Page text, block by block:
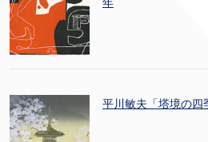
平川敏夫「塔境の四